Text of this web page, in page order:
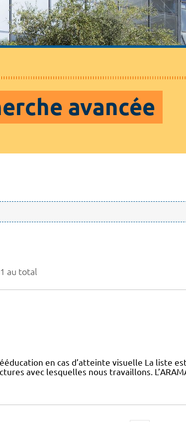
avancée
au total
en cas d’atteinte visuelle La liste
avec lesquelles nous travaillons.